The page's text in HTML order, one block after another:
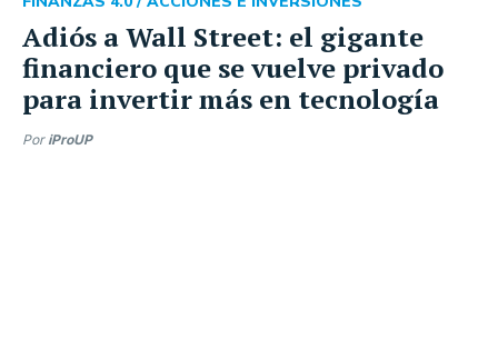
Adiós a Wall Street: el gigante
financiero que se vuelve privado
para invertir más en tecnología
Por iProUP